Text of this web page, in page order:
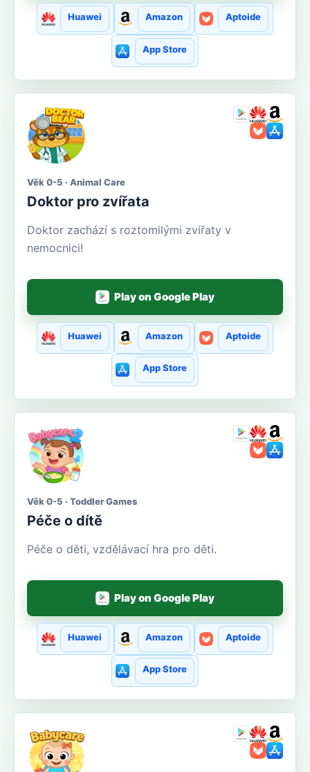
Huawei Amazon Aptoide
App Store
Věk 0-5 · Animal Care
Doktor pro zvířata
Doktor zachází s roztomilými zvířaty v
nemocnici!
Play on Google Play
Huawei Amazon Aptoide
App Store
Věk 0-5 · Toddler Games
Péče o dítě
Péče o děti, vzdělávací hra pro děti.
Play on Google Play
Huawei Amazon Aptoide
App Store